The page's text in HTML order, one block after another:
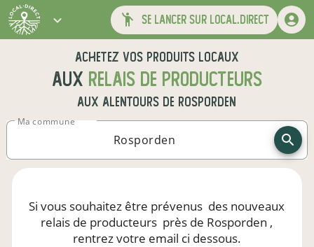
se lancer sur local.direct
Achetez vos produits locaux
aux relais de producteurs
aux alentours de Rosporden
Ma commune
Si vous souhaitez être prévenus des nouveaux
relais de producteurs près de Rosporden ,
rentrez votre email ci dessous.